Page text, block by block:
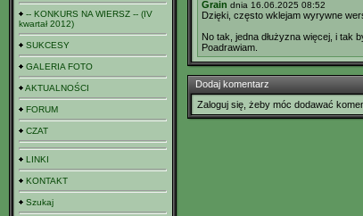
-- KONKURS NA WIERSZ -- (IV
kwartał 2012)
SUKCESY
GALERIA FOTO
AKTUALNOŚCI
FORUM
CZAT
LINKI
KONTAKT
Szukaj
Grain dnia 16.06.2025 08:52
Dzięki, często wklejam wyrywne
No tak, jedna dłużyzna więcej, i tak
Poadrawiam.
Dodaj komentarz
Zaloguj się, żeby móc dodawać